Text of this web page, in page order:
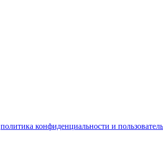
политика конфиденциальности и